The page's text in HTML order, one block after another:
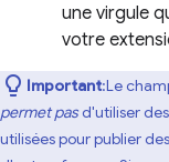
une virgule
votre
Important:Le
permet pasd'utiliser
utilisées pour publier